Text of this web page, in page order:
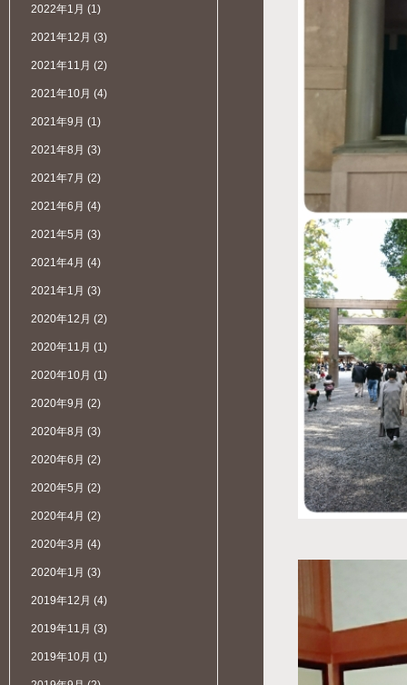
2022年1月 (1)
2021年12月 (3)
2021年11月 (2)
2021年10月 (4)
2021年9月 (1)
2021年8月 (3)
2021年7月 (2)
2021年6月 (4)
2021年5月 (3)
2021年4月 (4)
2021年1月 (3)
2020年12月 (2)
2020年11月 (1)
2020年10月 (1)
2020年9月 (2)
2020年8月 (3)
2020年6月 (2)
2020年5月 (2)
2020年4月 (2)
2020年3月 (4)
2020年1月 (3)
2019年12月 (4)
2019年11月 (3)
2019年10月 (1)